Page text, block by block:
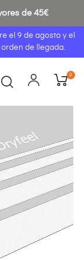
de 45€
el 9 de agosto y el
de llegada.
0